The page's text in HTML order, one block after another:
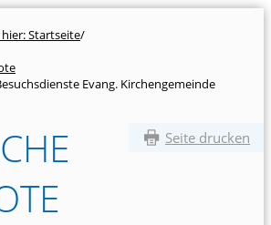
Startseite/
Evang. Kirchengemeinde
Seite drucken